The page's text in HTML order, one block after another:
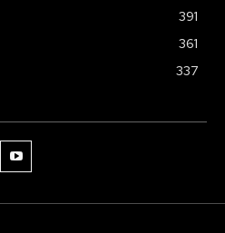
391
361
337